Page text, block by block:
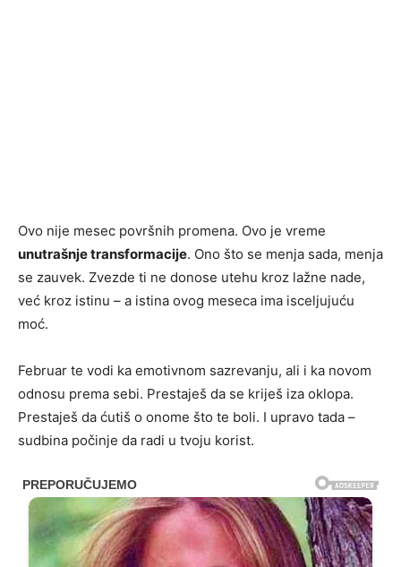
Ovo nije mesec površnih promena. Ovo je vreme
unutrašnje transformacije. Ono što se menja sada, menja
se zauvek. Zvezde ti ne donose utehu kroz lažne nade,
već kroz istinu – a istina ovog meseca ima isceljujuću
moć.
Februar te vodi ka emotivnom sazrevanju, ali i ka novom
odnosu prema sebi. Prestaješ da se kriješ iza oklopa.
Prestaješ da ćutiš o onome što te boli. I upravo tada –
sudbina počinje da radi u tvoju korist.